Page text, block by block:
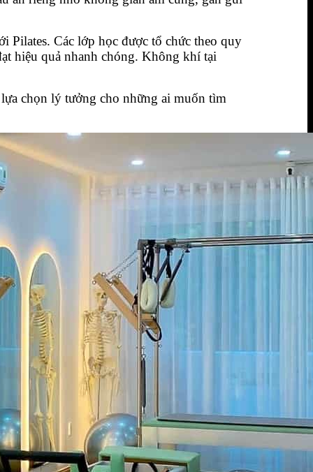
Pilates. Các lớp học được tổ chức theo quy
hiệu quả nhanh chóng. Không khí tại
chọn lý tưởng cho những ai muốn tìm